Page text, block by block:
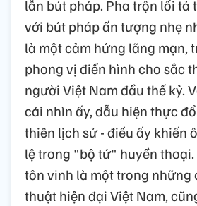
lẫn bút pháp. Pha trộn lối tả
với bút pháp ấn tượng nhẹ
là một cảm hứng lãng mạn,
phong vị điển hình cho sắc
người Việt Nam đầu thế kỷ.
cái nhìn ấy, dẫu hiện thực
thiên lịch sử - điều ấy khiến
lệ trong "bộ tứ" huyền
tôn vinh là một trong những
thuật hiện đại Việt Nam,